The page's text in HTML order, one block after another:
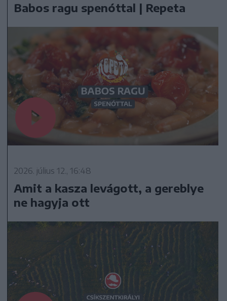
Babos ragu spenóttal | Repeta
2026. július 12., 16:48
Amit a kasza levágott, a gereblye
ne hagyja ott